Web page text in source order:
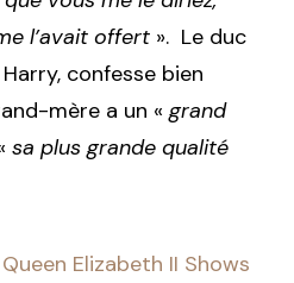
l’avait offert ». Le duc
confesse bien
mère a un «grand
sa plus grande qualité
Queen Elizabeth II Shows